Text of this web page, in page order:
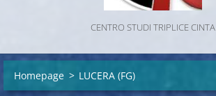
CENTRO STUDI TRIPLICE CINTA
Homepage > LUCERA (FG)